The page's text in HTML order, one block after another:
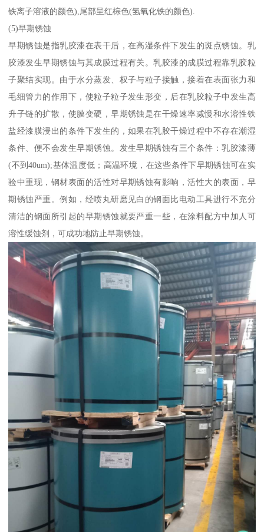
铁离子溶液的颜色),尾部呈红棕色(氢氧化铁的颜色).
(5)早期锈蚀
早期锈蚀是指乳胶漆在表干后，在高湿条件下发生的斑点锈蚀。乳
胶漆发生早期锈蚀与其成膜过程有关。乳胶漆的成膜过程靠乳胶粒
子聚结实现。由于水分蒸发、权子与粒子接触，接着在表面张力和
毛细管力的作用下，使粒子粒子发生形变，后在乳胶粒子中发生高
升子链的扩散，使膜变硬，早期锈蚀是在干燥速率减慢和水溶性铁
盐经漆膜浸出的条件下发生的，如果在乳胶干燥过程中不存在潮湿
条件、便不会发生早期锈蚀。发生早期锈蚀有三个条件：乳胶漆薄
(不到40um);基体温度低；高温环境，在这些条件下早期锈蚀可在实
验中重现，钢材表面的活性对早期锈蚀有影响，活性大的表面，早
期锈蚀严重。例如，经喷丸研磨见白的钢面比电动工具进行不充分
清洁的钢面所引起的早期锈蚀就要严重一些，在涂料配方中加人可
溶性缓蚀剂，可成功地防止早期锈蚀。